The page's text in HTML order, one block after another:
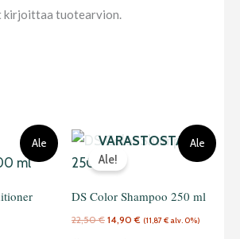
tuotearvion.
Ale
€.
Ale
VARASTOSTA
Ale!
DS Color Shampoo 250 ml
22,50€
Alkuperäinen
hinta
oli:
22,50 €.
14,90€
Nykyinen
hinta
(11,87€ alv. 0%)